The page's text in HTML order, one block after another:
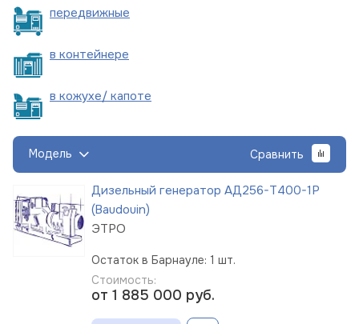
передвижные
в контейнере
в кожухе/ капоте
Модель Сравнить
Дизельный генератор АД256-Т400-1Р
(Baudouin)
ЭТРО
Остаток в Барнауле: 1 шт.
Стоимость:
от 1 885 000 руб.